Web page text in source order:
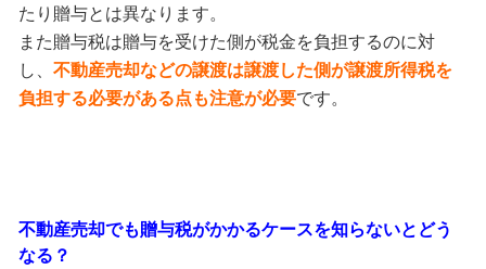
たり贈与とは異なります。
また贈与税は贈与を受けた側が税金を負担するのに対
し、 不動産売却などの譲渡は譲渡した側が譲渡所得税を
負担する必要がある点も注意が必要です。
不動産売却でも贈与税がかかるケースを知らないとどう
なる？